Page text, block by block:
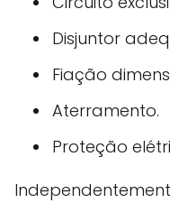
Disjuntor
Fiação
Aterramento.
Proteção